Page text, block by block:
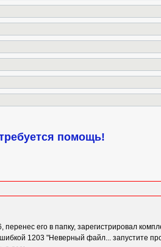
помощь!
его в папку, зарегистрировал
1203 "Неверный файл... запустите